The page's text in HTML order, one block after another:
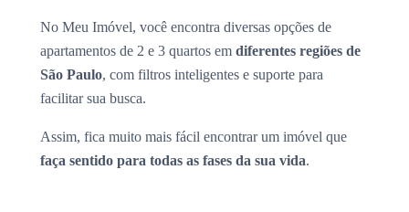
No Meu Imóvel, você encontra diversas opções de
apartamentos de 2 e 3 quartos em diferentes regiões de
São Paulo, com filtros inteligentes e suporte para
facilitar sua busca.
Assim, fica muito mais fácil encontrar um imóvel que
faça sentido para todas as fases da sua vida.